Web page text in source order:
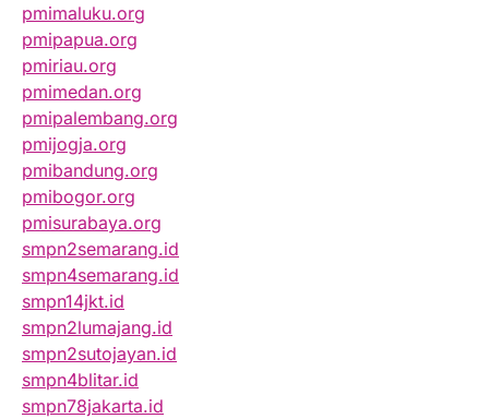
pmimaluku.org
pmipapua.org
pmiriau.org
pmimedan.org
pmipalembang.org
pmijogja.org
pmibandung.org
pmibogor.org
pmisurabaya.org
smpn2semarang.id
smpn4semarang.id
smpn14jkt.id
smpn2lumajang.id
smpn2sutojayan.id
smpn4blitar.id
smpn78jakarta.id